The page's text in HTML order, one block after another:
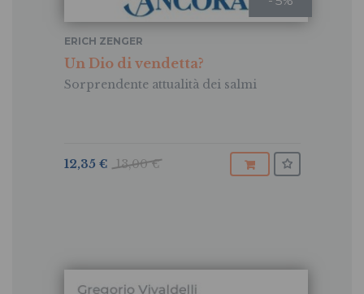
Un Dio di vendetta?
Sorprendente attualità dei salmi
ERICH ZENGER
13,00 €
12,35 €